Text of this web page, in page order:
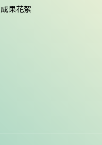
成果花絮